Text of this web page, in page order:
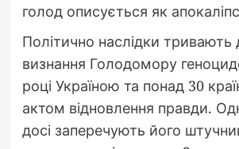
голод описується як
Політично наслідки тривають
визнання Голодомору
році Україною та понад 30
актом відновлення правди.
досі заперечують його